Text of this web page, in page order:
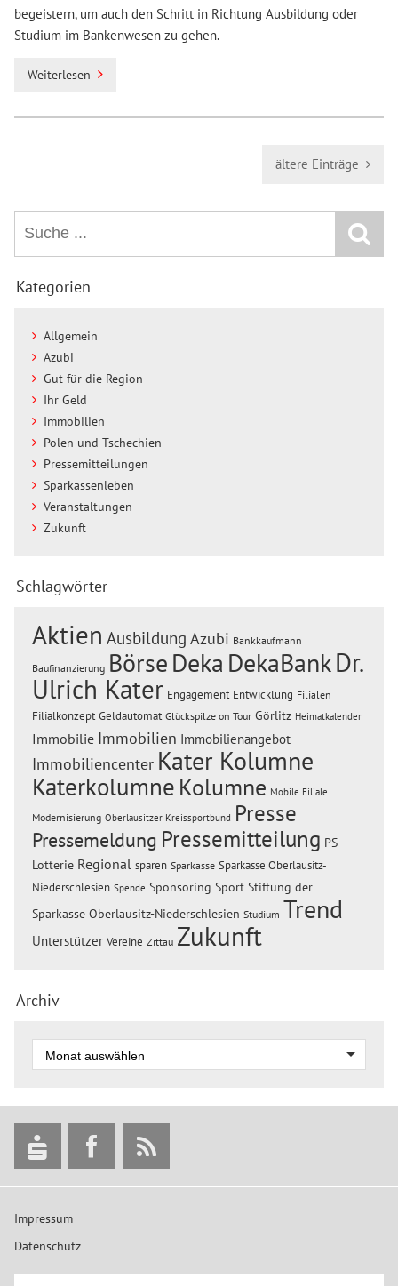
begeistern, um auch den Schritt in Richtung Ausbildung oder
Studium im Bankenwesen zu gehen.
Weiterlesen
ältere Einträge
Kategorien
Allgemein
Azubi
Gut für die Region
Ihr Geld
Immobilien
Polen und Tschechien
Pressemitteilungen
Sparkassenleben
Veranstaltungen
Zukunft
Schlagwörter
Aktien Ausbildung Azubi Bankkaufmann
Baufinanzierung BörseDeka DekaBankDr.
Ulrich Kater Engagement Entwicklung Filialen
Filialkonzept Geldautomat Glückspilze on Tour Görlitz Heimatkalender
Immobilie Immobilien Immobilienangebot
Immobiliencenter Kater Kolumne
Katerkolumne Kolumne Mobile Filiale
Modernisierung Oberlausitzer Kreissportbund Presse
Pressemeldung Pressemitteilung PS-
Lotterie Regional sparen Sparkasse Sparkasse Oberlausitz-
Niederschlesien Spende Sponsoring Sport Stiftung der
Sparkasse Oberlausitz-Niederschlesien Studium Trend
Unterstützer Vereine Zittau Zukunft
Archiv
Impressum
Datenschutz